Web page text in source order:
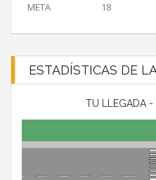
META
18
ESTADÍSTICAS DE
TU LLEGADA